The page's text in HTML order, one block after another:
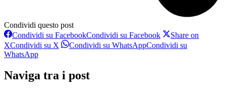
Condividi questo post
Condividi su FacebookCondividi su Facebook
Share on
XCondividi su X Condividi su WhatsAppCondividi su
WhatsApp
Naviga tra i post